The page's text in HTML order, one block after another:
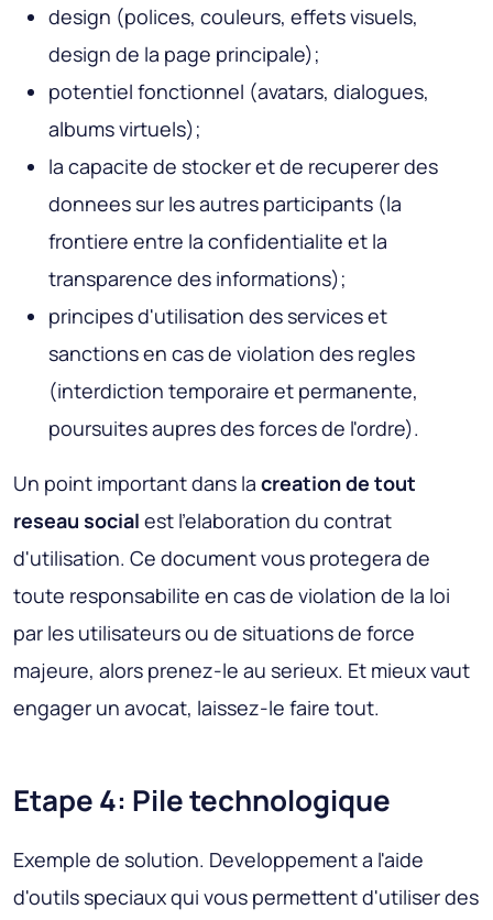
design (polices, couleurs, effets visuels,
design de la page principale);
potentiel fonctionnel (avatars, dialogues,
albums virtuels);
la capacite de stocker et de recuperer des
donnees sur les autres participants (la
frontiere entre la confidentialite et la
transparence des informations);
principes d'utilisation des services et
sanctions en cas de violation des regles
(interdiction temporaire et permanente,
poursuites aupres des forces de l'ordre).
Un point important dans la creation de tout
reseau social est l'elaboration du contrat
d'utilisation. Ce document vous protegera de
toute responsabilite en cas de violation de la loi
par les utilisateurs ou de situations de force
majeure, alors prenez-le au serieux. Et mieux vaut
engager un avocat, laissez-le faire tout.
Etape 4: Pile technologique
Exemple de solution. Developpement a l'aide
d'outils speciaux qui vous permettent d'utiliser des